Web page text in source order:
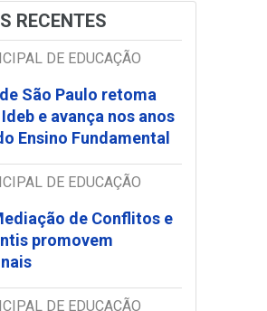
RECENTES
DE EDUCAÇÃO
São Paulo retoma
e avança nos anos
Ensino Fundamental
DE EDUCAÇÃO
de Conflitos e
promovem
DE EDUCAÇÃO